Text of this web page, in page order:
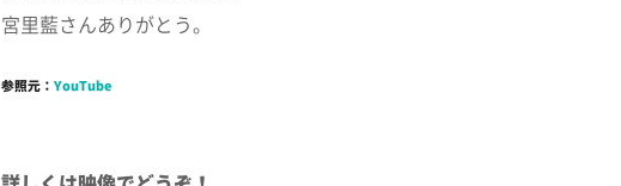
宮里藍さんありがとう。
参照元： YouTube